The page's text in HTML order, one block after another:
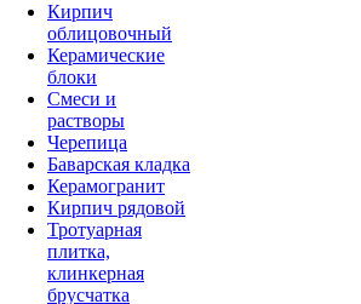
Кирпич
облицовочный
Керамические
блоки
Смеси и
растворы
Черепица
Баварская кладка
Керамогранит
Кирпич рядовой
Тротуарная
плитка,
клинкерная
брусчатка